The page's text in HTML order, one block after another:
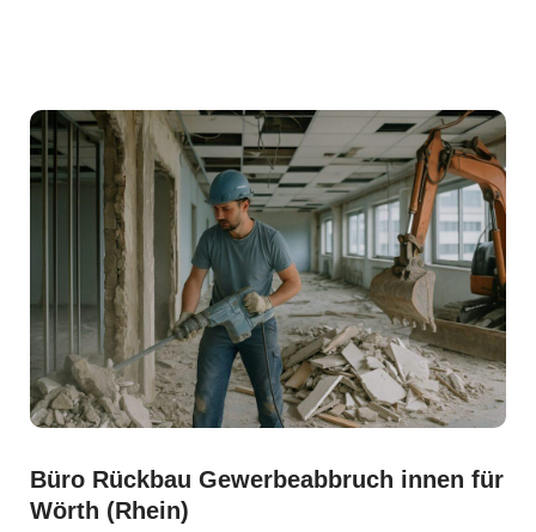
Büro Rückbau Gewerbeabbruch innen für
Wörth (Rhein)